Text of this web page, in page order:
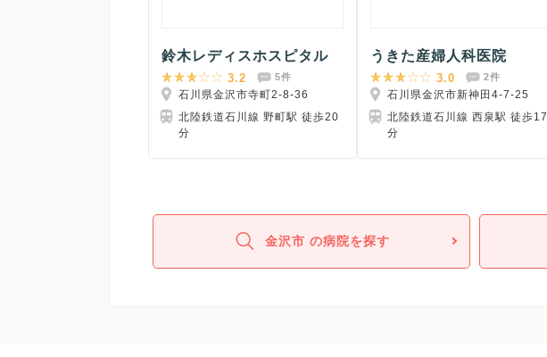
鈴木レディスホスピタル
3.2 5件
石川県金沢市寺町2-8-36
北陸鉄道石川線 野町駅 徒歩20
分
うきた産婦人科医院
3.0 2件
石川県金沢市新神田4-7-25
北陸鉄道石川線 西泉駅 徒歩17
分
金沢市 の病院を探す